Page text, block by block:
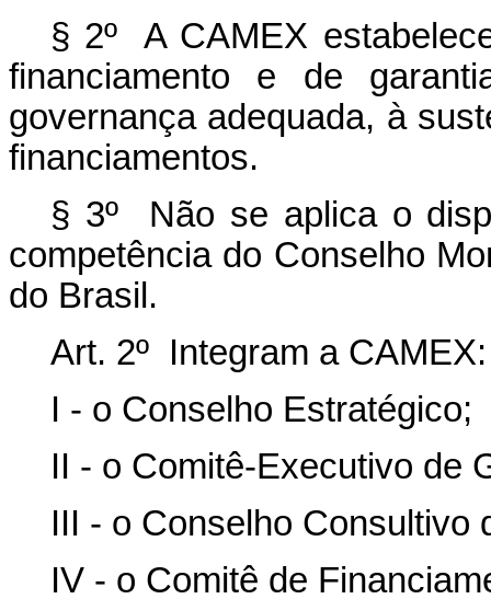
§ 2º A CAMEX
financiamento e de
governança adequada, à
financiamentos.
§ 3º Não se aplica o
competência do Conselho
do Brasil.
Art. 2º Integram a CAMEX:
I - o Conselho Estratégico;
II - o Comitê-Executivo de
III - o Conselho Consultivo
IV - o Comitê de